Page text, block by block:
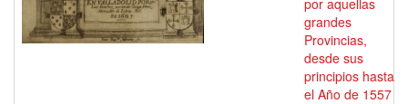
por aquellas
grandes
Provincias,
desde sus
principios hasta
el Año de 1557